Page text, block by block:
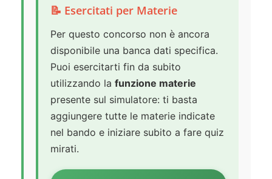
📝 Esercitati per Materie
Per questo concorso non è ancora
disponibile una banca dati specifica.
Puoi esercitarti fin da subito
utilizzando la funzione materie
presente sul simulatore: ti basta
aggiungere tutte le materie indicate
nel bando e iniziare subito a fare quiz
mirati.